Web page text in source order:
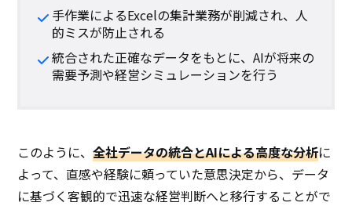
手作業によるExcelの集計業務が削減され、人
的ミスが防止される
統合された正確なデータをもとに、AIが将来の
需要予測や経営シミュレーションを行う
このように、全社データの統合とAIによる高度な分析に
よって、直感や経験に頼っていた意思決定から、データ
に基づく客観的で迅速な経営判断へと移行することがで